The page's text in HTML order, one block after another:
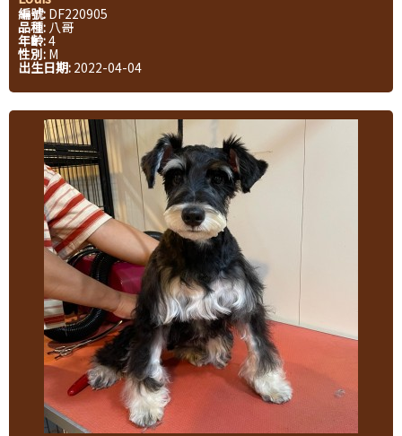
編號: DF220905
品種: 八哥
年齡:4
性別: M
出生日期: 2022-04-04